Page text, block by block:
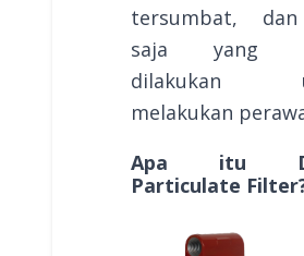
tersumbat,
saja yang
dilakukan
melakukan
Apa itu
Particulate